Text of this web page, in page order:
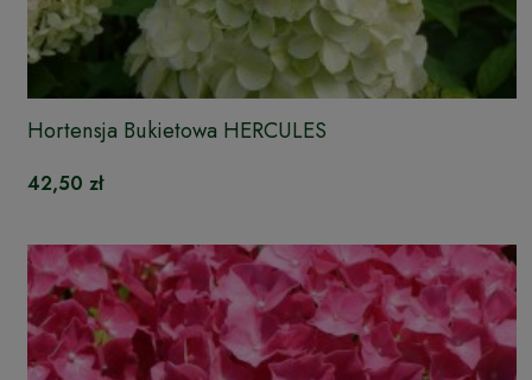
Hortensja Bukietowa HERCULES
42,50 zł